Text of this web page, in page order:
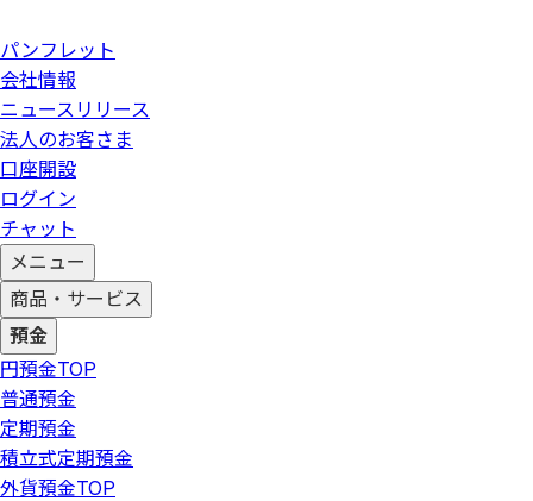
パンフレット
会社情報
ニュースリリース
法人のお客さま
口座開設
ログイン
チャット
メニュー
商品・サービス
預金
円預金TOP
普通預金
定期預金
積立式定期預金
外貨預金TOP